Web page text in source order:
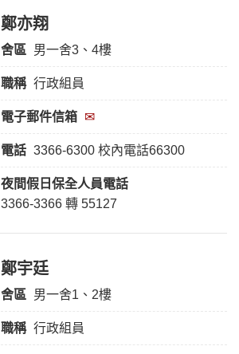
鄭亦翔
舍區 男一舍3、4樓
職稱 行政組員
電子郵件信箱 ✉
電話 3366-6300 校內電話66300
夜間假日保全人員電話
3366-3366 轉 55127
鄭宇廷
舍區 男一舍1、2樓
職稱 行政組員